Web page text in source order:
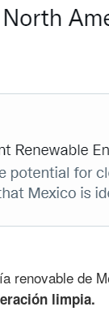
renovable de
limpia.